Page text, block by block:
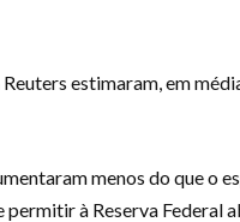
estimaram, em
menos do que o
permitir à Reserva Federal